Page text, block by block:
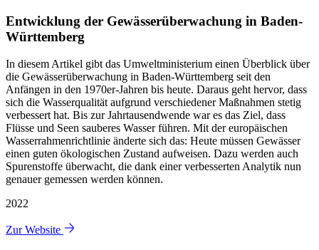
Entwicklung der Gewässerüberwachung in Baden-
Württemberg
In diesem Artikel gibt das Umweltministerium einen Überblick über
die Gewässerüberwachung in Baden-Württemberg seit den
Anfängen in den 1970er-Jahren bis heute. Daraus geht hervor, dass
sich die Wasserqualität aufgrund verschiedener Maßnahmen stetig
verbessert hat. Bis zur Jahrtausendwende war es das Ziel, dass
Flüsse und Seen sauberes Wasser führen. Mit der europäischen
Wasserrahmenrichtlinie änderte sich das: Heute müssen Gewässer
einen guten ökologischen Zustand aufweisen. Dazu werden auch
Spurenstoffe überwacht, die dank einer verbesserten Analytik nun
genauer gemessen werden können.
2022
Zur Website